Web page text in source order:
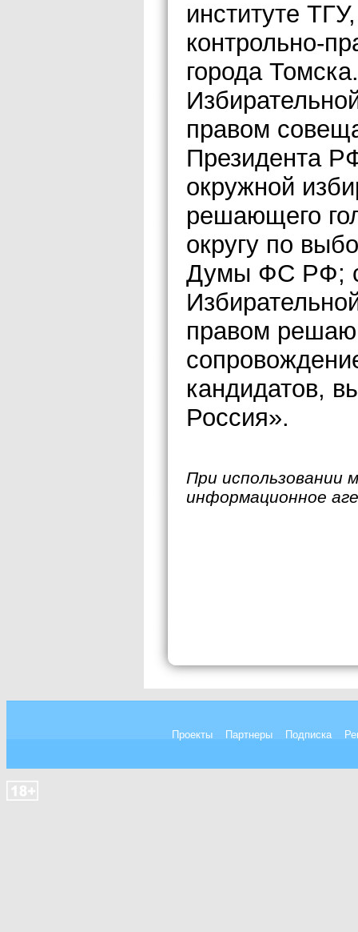
институте
контрольно-
города
правом
Президента
окружной
решающего
округу по
Думы ФС РФ; с
правом
кандидатов,
Россия».
При использовании
информационное
Проекты Партнеры Подписка